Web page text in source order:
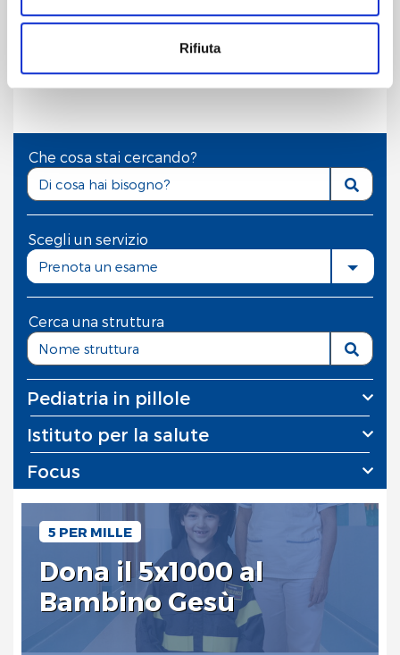
basso a destra.
Rifiuta tutto
", invece, verranno utilizzati i soli cookie
tecnici.
Rifiuta
Ultimo Aggiornamento: 15 Maggio 2026
Che cosa stai cercando?
Scegli un servizio
Prenota un esame
Cerca una struttura
Pediatria in pillole
Istituto per la salute
Focus
5 PER MILLE
Dona il 5x1000 al
Bambino Gesù